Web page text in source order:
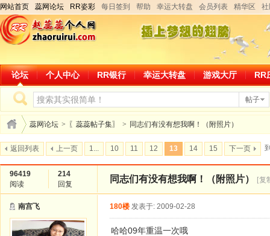
网站首页 蕊网论坛 RR姿彩 每日签到 帮助 幸运大转盘 会员列表 精华区
论坛 个人中心 RR银行 幸运大转盘 游戏大厅 RR
帖子
蕊网论坛 > 〖蕊蕊帖子集〗 > 同志们有没有想我啊！（附照片）
返回列表 上一页 1... 10 11 12 13 14 15 下一页
96419
阅读
214
回复
同志们有没有想我啊！（附照片） [复
南宫飞 180楼 发表于: 2009-02-28
哈哈09年重温一次哦